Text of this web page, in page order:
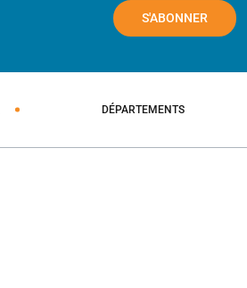
S'ABONNER
DÉPARTEMENTS